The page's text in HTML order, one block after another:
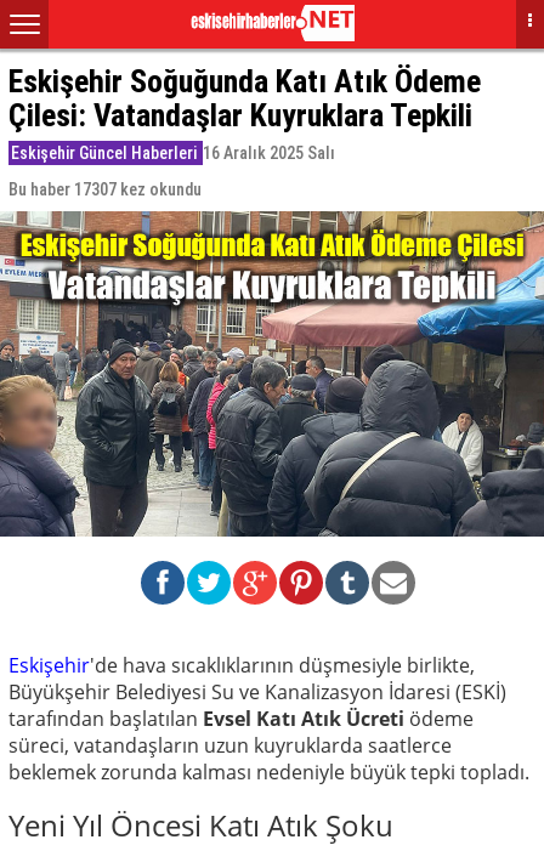
Eskişehir Soğuğunda Katı Atık Ödeme
Çilesi: Vatandaşlar Kuyruklara Tepkili
Eskişehir Güncel Haberleri 16 Aralık 2025 Salı
Bu haber 17307 kez okundu
Eskişehir'de hava sıcaklıklarının düşmesiyle birlikte,
Büyükşehir Belediyesi Su ve Kanalizasyon İdaresi (ESKİ)
tarafından başlatılan Evsel Katı Atık Ücreti ödeme
süreci, vatandaşların uzun kuyruklarda saatlerce
beklemek zorunda kalması nedeniyle büyük tepki topladı.
Yeni Yıl Öncesi Katı Atık Şoku